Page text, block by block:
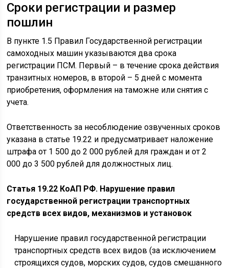
Сроки регистрации и размер
пошлин
В пункте 1.5 Правил Государственной регистрации
самоходных машин указываются два срока
регистрации ПСМ. Первый – в течение срока действия
транзитных номеров, в второй – 5 дней с момента
приобретения, оформления на таможне или снятия с
учета.
Ответственность за несоблюдение озвученных сроков
указана в статье 19.22 и предусматривает наложение
штрафа от 1 500 до 2 000 рублей для граждан и от 2
000 до 3 500 рублей для должностных лиц.
Статья 19.22 КоАП РФ. Нарушение правил
государственной регистрации транспортных
средств всех видов, механизмов и установок
Нарушение правил государственной регистрации
транспортных средств всех видов (за исключением
строящихся судов, морских судов, судов смешанного